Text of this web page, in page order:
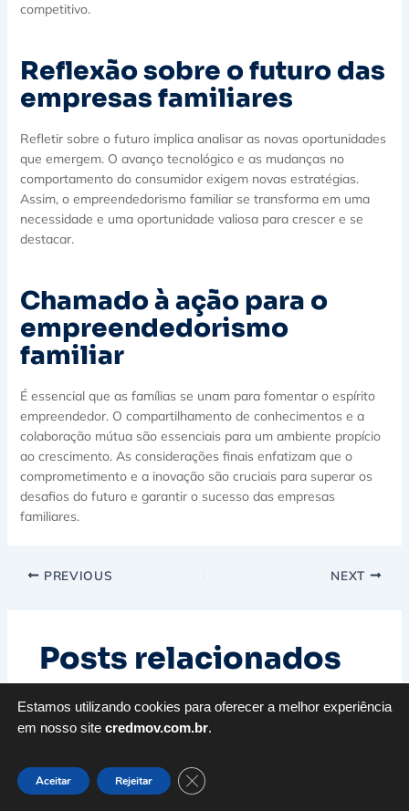
competitivo.
Reflexão sobre o futuro das
empresas familiares
Refletir sobre o futuro implica analisar as novas oportunidades
que emergem. O avanço tecnológico e as mudanças no
comportamento do consumidor exigem novas estratégias.
Assim, o empreendedorismo familiar se transforma em uma
necessidade e uma oportunidade valiosa para crescer e se
destacar.
Chamado à ação para o
empreendedorismo
familiar
É essencial que as famílias se unam para fomentar o espírito
empreendedor. O compartilhamento de conhecimentos e a
colaboração mútua são essenciais para um ambiente propício
ao crescimento. As considerações finais enfatizam que o
comprometimento e a inovação são cruciais para superar os
desafios do futuro e garantir o sucesso das empresas
familiares.
PREVIOUS NEXT
Posts relacionados
Estamos utilizando cookies para oferecer a melhor experiência
em nosso site credmov.com.br.
Aceitar Rejeitar Close GDPR Cookie Banner